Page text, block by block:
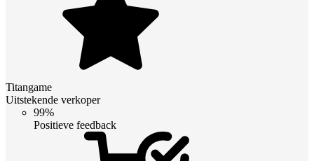
Titangame
Uitstekende verkoper
99%
Positieve feedback